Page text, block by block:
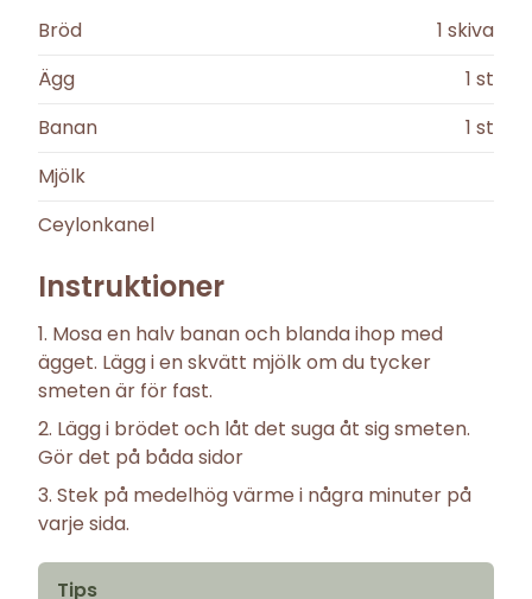
Bröd 1 skiva
Ägg
1 st
Banan
1 st
Mjölk
Ceylonkanel
Instruktioner
Mosa en halv banan och blanda ihop med
ägget. Lägg i en skvätt mjölk om du tycker
smeten är för fast.
Lägg i brödet och låt det suga åt sig smeten.
Gör det på båda sidor
Stek på medelhög värme i några minuter på
varje sida.
Tips